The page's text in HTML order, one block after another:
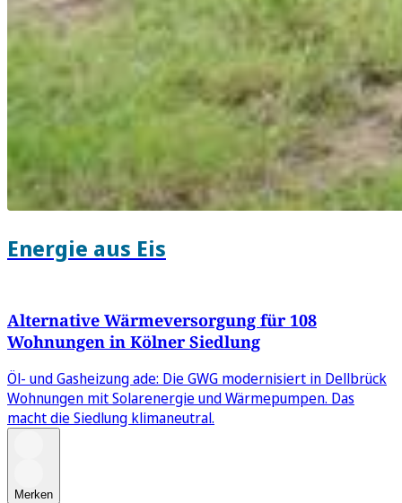
Energie aus Eis
Alternative Wärmeversorgung für 108
Wohnungen in Kölner Siedlung
Öl- und Gasheizung ade: Die GWG modernisiert in Dellbrück
Wohnungen mit Solarenergie und Wärmepumpen. Das
macht die Siedlung klimaneutral.
Merken